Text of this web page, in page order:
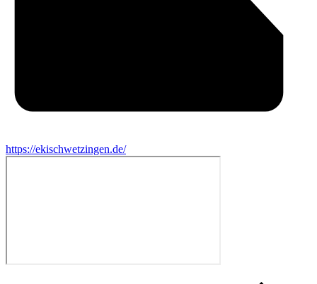
https://ekischwetzingen.de/